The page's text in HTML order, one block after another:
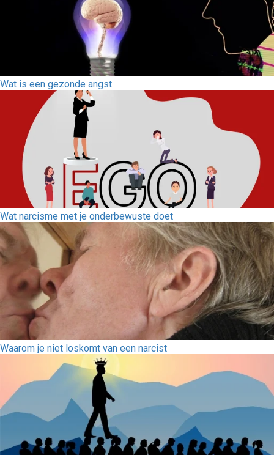
Wat is een gezonde angst
Wat narcisme met je onderbewuste doet
Waarom je niet loskomt van een narcist